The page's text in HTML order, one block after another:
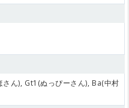
ん), Gt1(ぬっぴーさん), Ba(中村